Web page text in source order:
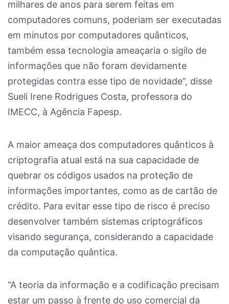
milhares de anos para serem feitas em
computadores comuns, poderiam ser executadas
em minutos por computadores quânticos,
também essa tecnologia ameaçaria o sigilo de
informações que não foram devidamente
protegidas contra esse tipo de novidade”, disse
Sueli Irene Rodrigues Costa, professora do
IMECC, à Agência Fapesp.
A maior ameaça dos computadores quânticos à
criptografia atual está na sua capacidade de
quebrar os códigos usados na proteção de
informações importantes, como as de cartão de
crédito. Para evitar esse tipo de risco é preciso
desenvolver também sistemas criptográficos
visando segurança, considerando a capacidade
da computação quântica.
“A teoria da informação e a codificação precisam
estar um passo à frente do uso comercial da